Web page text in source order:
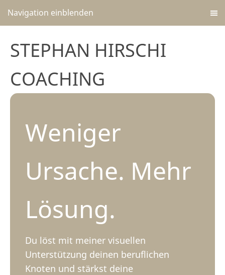
Navigation einblenden
STEPHAN HIRSCHI
COACHING
Weniger
Ursache. Mehr
Lösung.
Du löst mit meiner visuellen
Unterstützung deinen beruflichen
Knoten und stärkst deine